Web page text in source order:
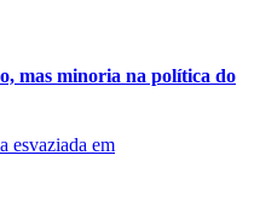
mas minoria na política do